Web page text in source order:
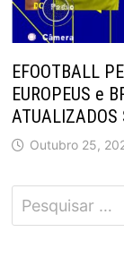
EFOOTBALL
EUROPEUS e
ATUALIZADOS
Outubro 25,
Pesquisar
por: